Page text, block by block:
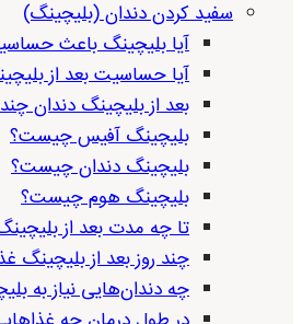
سفید کردن دندان (بلیچینگ)
آیا بلیچینگ باعث
آیا حساسیت بعد از
بعد از بلیچینگ دندان
بلیچینگ آفیس چیست؟
بلیچینگ دندان چیست؟
بلیچینگ هوم چیست؟
تا چه مدت بعد از
چند روز بعد از بلیچینگ
چه دندان‌هایی نیاز به